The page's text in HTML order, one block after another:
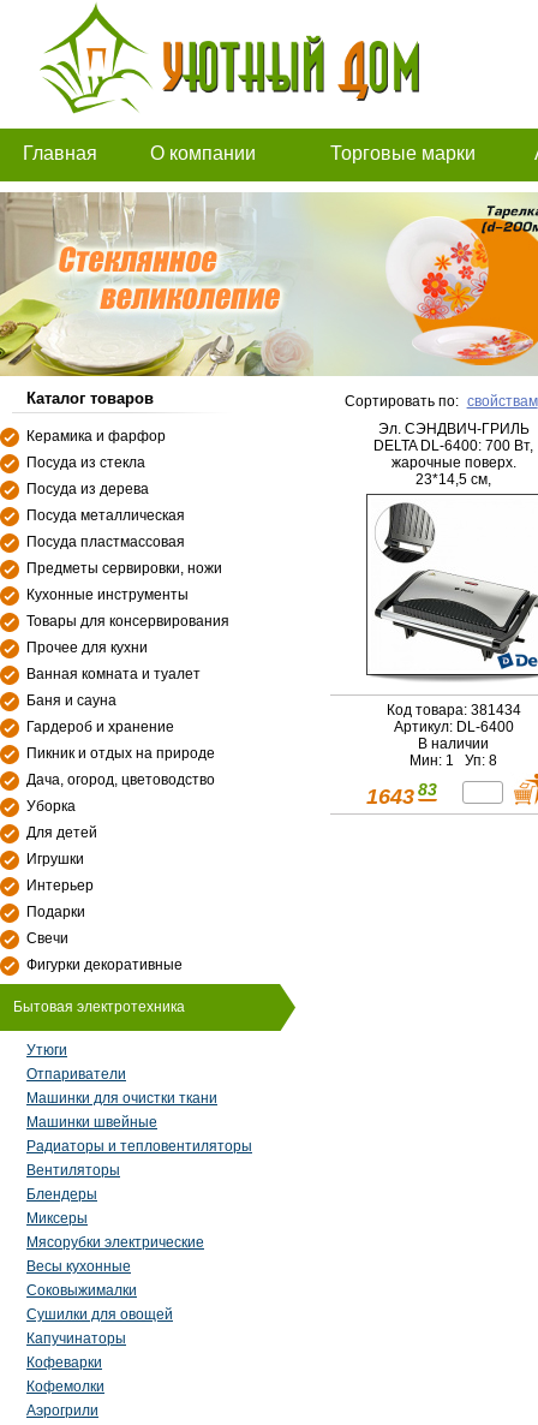
Главная О компании Торговые марки
Каталог товаров
Керамика и фарфор
Посуда из стекла
Посуда из дерева
Посуда металлическая
Посуда пластмассовая
Предметы сервировки, ножи
Кухонные инструменты
Товары для консервирования
Прочее для кухни
Ванная комната и туалет
Баня и сауна
Гардероб и хранение
Пикник и отдых на природе
Дача, огород, цветоводство
Уборка
Для детей
Игрушки
Интерьер
Подарки
Свечи
Фигурки декоративные
Бытовая электротехника
Утюги
Отпариватели
Машинки для очистки ткани
Машинки швейные
Радиаторы и тепловентиляторы
Вентиляторы
Блендеры
Миксеры
Мясорубки электрические
Весы кухонные
Соковыжималки
Сушилки для овощей
Капучинаторы
Кофеварки
Кофемолки
Аэрогрили
Сортировать по: свойствам
Эл. СЭНДВИЧ-ГРИЛЬ
DELTA DL-6400: 700 Вт,
жарочные поверх.
23*14,5 см,
антиприг.покрытие (8)
Код товара: 381434
Артикул: DL-6400
В наличии
Мин: 1 Уп: 8
1643 83